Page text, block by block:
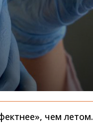
чем летом.